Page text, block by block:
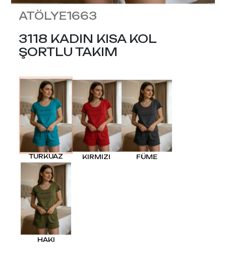
ATÖLYE1663
3118 KADIN KISA KOL
ŞORTLU TAKIM
TURKUAZ KIRMIZI FÜME
HAKI